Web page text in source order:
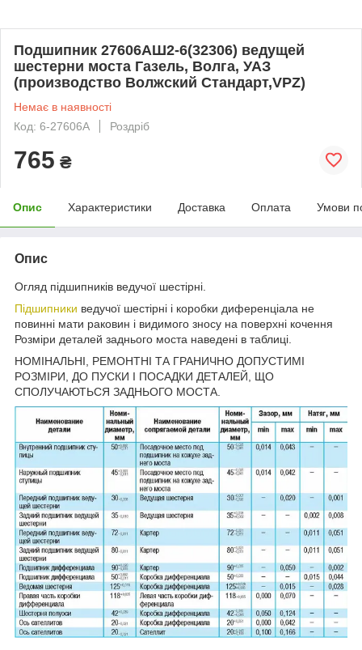
Подшипник 27606АШ2-6(32306) ведущей
шестерни моста Газель, Волга, УАЗ
(производство Волжский Стандарт,VPZ)
Немає в наявності
Код: 6-27606А
Роздріб
765 ₴
Опис Характеристики Доставка Оплата Умови
Опис
Огляд підшипників ведучої шестірні.
Підшипники ведучої шестірні і коробки диференціала не
повинні мати раковин і видимого зносу на поверхні кочення
Розміри деталей заднього моста наведені в таблиці.
НОМІНАЛЬНІ, РЕМОНТНІ ТА ГРАНИЧНО ДОПУСТИМІ
РОЗМІРИ, ДО ПУСКИ І ПОСАДКИ ДЕТАЛЕЙ, ЩО
СПОЛУЧАЮТЬСЯ ЗАДНЬОГО МОСТА.